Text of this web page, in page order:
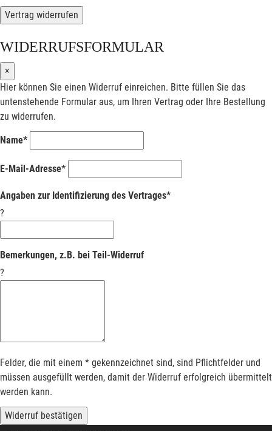
Vertrag widerrufen
WIDERRUFSFORMULAR
×
Hier können Sie einen Widerruf einreichen. Bitte füllen Sie das
untenstehende Formular aus, um Ihren Vertrag oder Ihre Bestellung
zu widerrufen.
Name*
E-Mail-Adresse*
Angaben zur Identifizierung des Vertrages*
?
Bemerkungen, z.B. bei Teil-Widerruf
?
Felder, die mit einem * gekennzeichnet sind, sind Pflichtfelder und
müssen ausgefüllt werden, damit der Widerruf erfolgreich übermittelt
werden kann.
Widerruf bestätigen